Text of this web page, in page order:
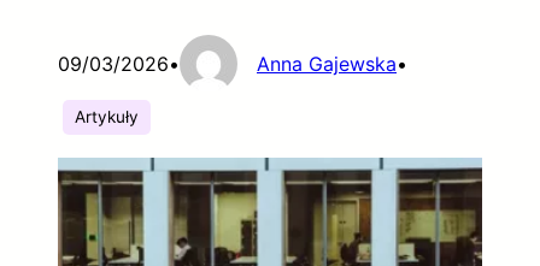
09/03/2026• Anna Gajewska•
Artykuły